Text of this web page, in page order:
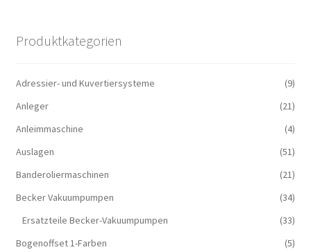
Produktkategorien
Adressier- und Kuvertiersysteme
(9)
Anleger
(21)
Anleimmaschine
(4)
Auslagen
(51)
Banderoliermaschinen
(21)
Becker Vakuumpumpen
(34)
Ersatzteile Becker-Vakuumpumpen
(33)
Bogenoffset 1-Farben
(5)